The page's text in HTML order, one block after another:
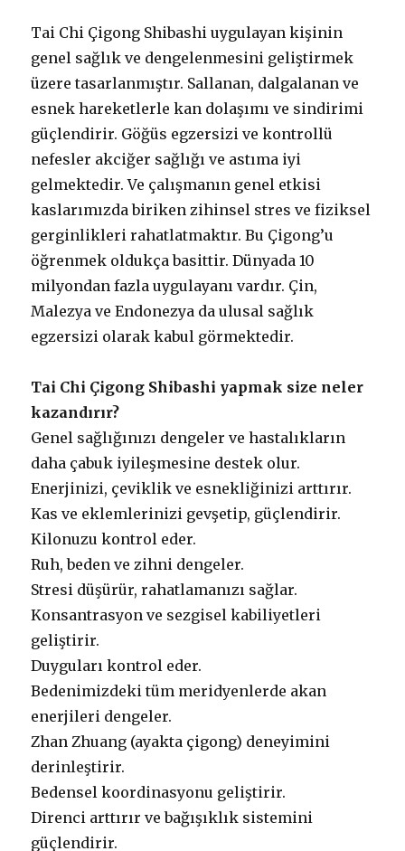
Tai Chi Çigong Shibashi uygulayan kişinin
genel sağlık ve dengelenmesini geliştirmek
üzere tasarlanmıştır. Sallanan, dalgalanan ve
esnek hareketlerle kan dolaşımı ve sindirimi
güçlendirir. Göğüs egzersizi ve kontrollü
nefesler akciğer sağlığı ve astıma iyi
gelmektedir. Ve çalışmanın genel etkisi
kaslarımızda biriken zihinsel stres ve fiziksel
gerginlikleri rahatlatmaktır. Bu Çigong’u
öğrenmek oldukça basittir. Dünyada 10
milyondan fazla uygulayanı vardır. Çin,
Malezya ve Endonezya da ulusal sağlık
egzersizi olarak kabul görmektedir.
Tai Chi Çigong Shibashi yapmak size neler
kazandırır?
Genel sağlığınızı dengeler ve hastalıkların
daha çabuk iyileşmesine destek olur.
Enerjinizi, çeviklik ve esnekliğinizi arttırır.
Kas ve eklemlerinizi gevşetip, güçlendirir.
Kilonuzu kontrol eder.
Ruh, beden ve zihni dengeler.
Stresi düşürür, rahatlamanızı sağlar.
Konsantrasyon ve sezgisel kabiliyetleri
geliştirir.
Duyguları kontrol eder.
Bedenimizdeki tüm meridyenlerde akan
enerjileri dengeler.
Zhan Zhuang (ayakta çigong) deneyimini
derinleştirir.
Bedensel koordinasyonu geliştirir.
Direnci arttırır ve bağışıklık sistemini
güçlendirir.